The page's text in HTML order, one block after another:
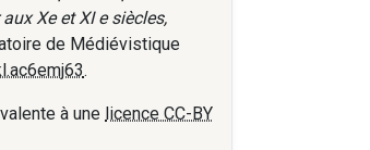
Xe et XI e siècles,
de Médiévistique
.
à une licence CC-BY